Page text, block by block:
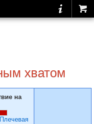
хватом
на
Плечевая